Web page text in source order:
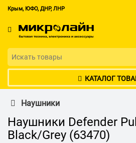
Крым, ЮФО, ДНР, ЛНР
КАТАЛОГ
Наушники
Наушники Defender
Black/Grey (63470)